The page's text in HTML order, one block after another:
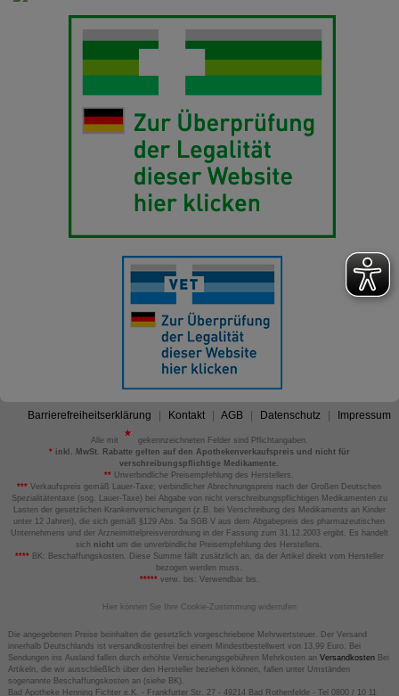
Barrierefreiheitserklärung Kontakt AGB Datenschutz Impressum
Alle mit
gekennzeichneten Felder sind Pflichtangaben.
*inkl. MwSt. Rabatte gelten auf den Apothekenverkaufspreis und nicht für
verschreibungspflichtige Medikamente.
** Unverbindliche Preisempfehlung des Herstellers.
*** Verkaufspreis gemäß Lauer-Taxe; verbindlicher Abrechnungspreis nach der Großen Deutschen
Spezialitätentaxe (sog. Lauer-Taxe) bei Abgabe von nicht verschreibungspflichtigen Medikamenten zu
Lasten der gesetzlichen Krankenversicherungen (z.B. bei Verschreibung des Medikaments an Kinder
unter 12 Jahren), die sich gemäß §129 Abs. 5a SGB V aus dem Abgabepreis des pharmazeutischen
Unternehmens und der Arzneimittelpreisverordnung in der Fassung zum 31.12.2003 ergibt. Es handelt
sich nicht um die unverbindliche Preisempfehlung des Herstellers.
****BK: Beschaffungskosten. Diese Summe fällt zusätzlich an, da der Artikel direkt vom Hersteller
bezogen werden muss.
*****verw. bis: Verwendbar bis.
Hier können Sie Ihre Cookie-Zustimmung widerrufen
Die angegebenen Preise beinhalten die gesetzlich vorgeschriebene Mehrwertsteuer. Der Versand
innerhalb Deutschlands ist versandkostenfrei bei einem Mindestbestellwert von 13,99 Euro. Bei
Sendungen ins Ausland fallen durch erhöhte Versicherungsgebühren Mehrkosten an VersandkostenBei
Artikeln, die wir ausschließlich über den Hersteller beziehen können, fallen unter Umständen
sogenannte Beschaffungskosten an (siehe BK).
Bad Apotheke Henning Fichter e.K. - Frankfurter Str. 27 - 49214 Bad Rothenfelde - Tel 0800 / 10 11